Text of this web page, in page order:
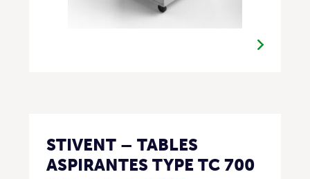
STIVENT – TABLES
ASPIRANTES TYPE TC 700